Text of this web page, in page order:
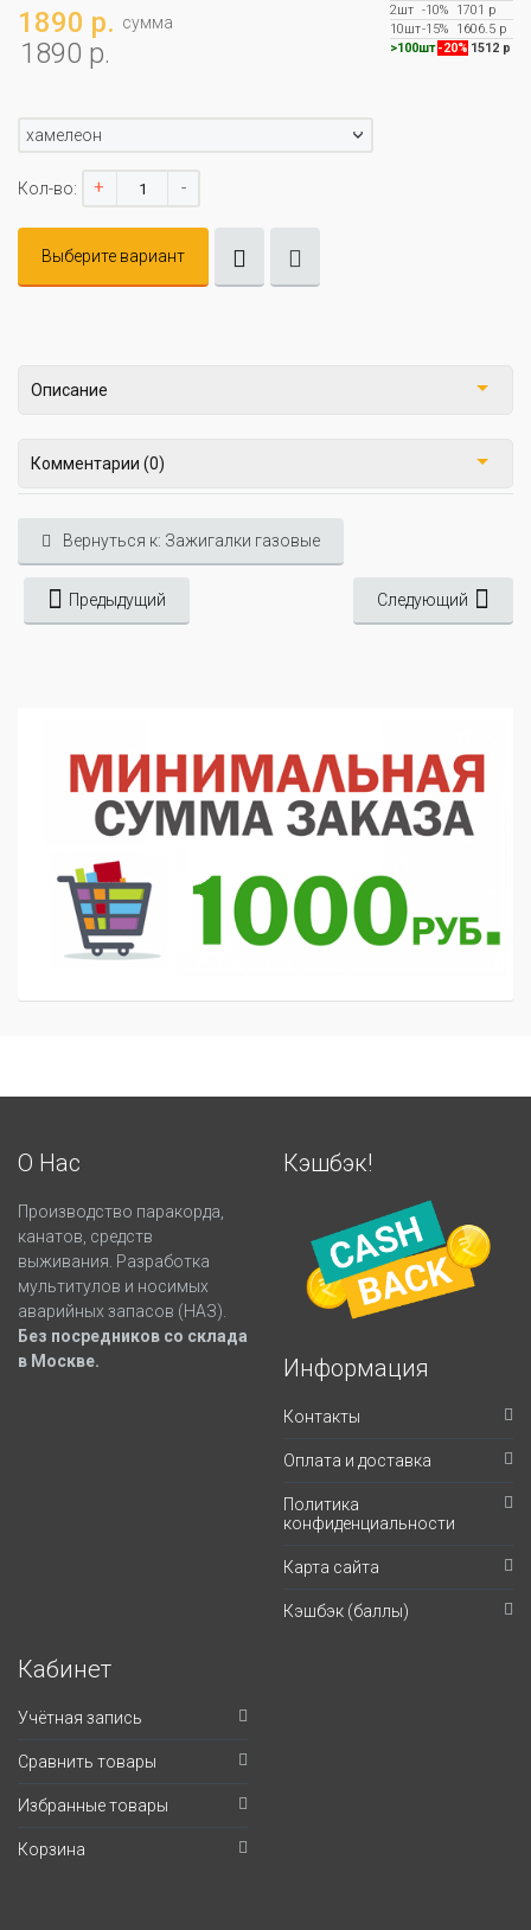
1890 р. сумма
1890 р.
2шт -10% 1701 р
10шт-15% 1606.5 р
>100шт -20% 1512 р
хамелеон
Кол-во: + -
Выберите вариант
Описание
Комментарии (0)
Вернуться к: Зажигалки газовые
Предыдущий Следующий
О Нас
Производство паракорда,
канатов, средств
выживания. Разработка
мультитулов и носимых
аварийных запасов (НАЗ).
Без посредников со склада
в Москве.
Кэшбэк!
Информация
Контакты
Оплата и доставка
Политика
конфиденциальности
Карта сайта
Кэшбэк (баллы)
Кабинет
Учётная запись
Сравнить товары
Избранные товары
Корзина